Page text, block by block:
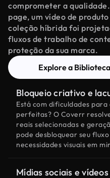
comprometer a
page, um vídeo de
coleção híbrida foi
fluxos de trabalho de
proteção da sua marca.
Explore a
Bloqueio criativo e
Está com dificuldades
perfeitas? O Coverr
reais selecionadas e
pode desbloquear seu
necessidades visuais em
Mídias sociais e